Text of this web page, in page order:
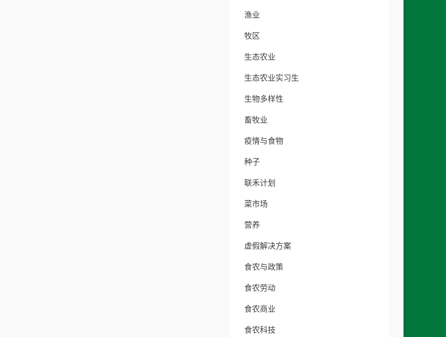
渔业
牧区
生态农业
生态农业实习生
生物多样性
畜牧业
疫情与食物
种子
联禾计划
菜市场
营养
虚假解决方案
食农与政策
食农劳动
食农商业
食农科技